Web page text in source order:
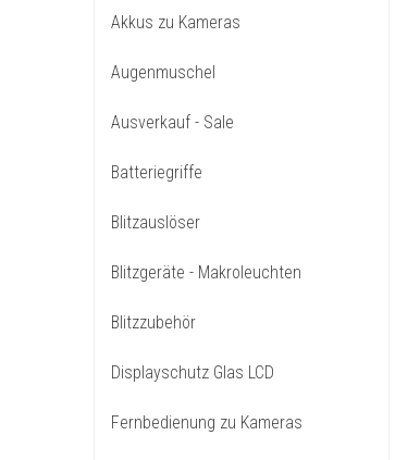
Akkus zu Kameras
Augenmuschel
Ausverkauf - Sale
Batteriegriffe
Blitzauslöser
Blitzgeräte - Makroleuchten
Blitzzubehör
Displayschutz Glas LCD
Fernbedienung zu Kameras